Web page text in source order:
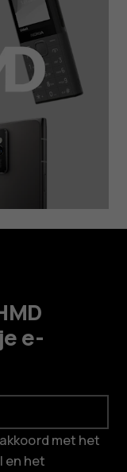
e-
met het
en het